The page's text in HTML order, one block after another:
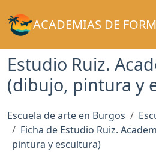
ACADEMIAS DE
Estudio Ruiz.
(dibujo, pintura y
Escuela de arte en Burgos
Ficha de Estudio Ruiz.
pintura y escultura)